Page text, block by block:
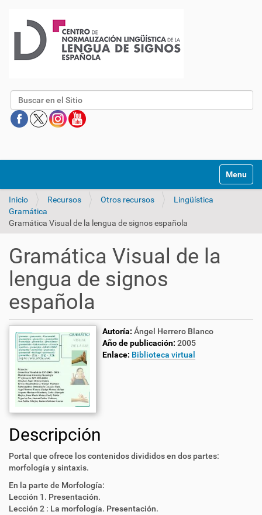
Buscar
Mostrar/
Inicio Recursos Otros recursos
Lingüística
Gramática
Gramática Visual de la lengua de signos española
Gramática Visual de la
lengua de signos
española
Autoría: Ángel Herrero Blanco
Año de publicación: 2005
Enlace: Biblioteca virtual
Descripción
Portal que ofrece los contenidos divididos en dos partes:
morfología y sintaxis.
En la parte de Morfología:
Lección 1. Presentación.
Lección 2 : La morfología. Presentación.